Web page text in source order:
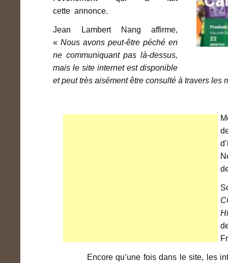
cette annonce.
Jean Lambert Nang affirme,
«Nous avons peut-être péché en
ne communiquant pas là-dessus,
mais le site internet est disponible
et peut très aisément être consulté à travers les
Encore qu’une fois dans le site, les